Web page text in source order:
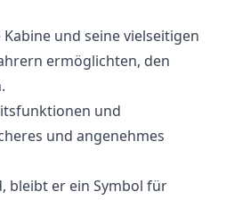
und seine vielseitigen
ermöglichten, den
und
und angenehmes
bleibt er ein Symbol für